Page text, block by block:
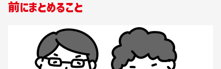
前にまとめること